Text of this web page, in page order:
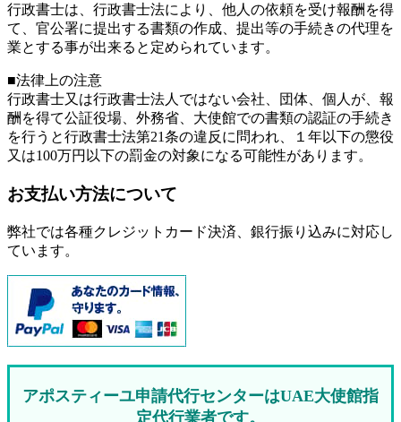
行政書士は、行政書士法により、他人の依頼を受け報酬を得
て、官公署に提出する書類の作成、提出等の手続きの代理を
業とする事が出来ると定められています。
■法律上の注意
行政書士又は行政書士法人ではない会社、団体、個人が、報
酬を得て公証役場、外務省、大使館での書類の認証の手続き
を行うと行政書士法第21条の違反に問われ、
１年以下の懲役
又は100万円以下の罰金の対象になる可能性があります。
お支払い方法について
弊社では各種クレジットカード決済、銀行振り込みに対応し
ています。
アポスティーユ申請代行センターはUAE大使館指
定代行業者です。